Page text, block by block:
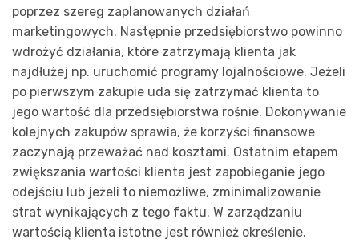
poprzez szereg zaplanowanych działań
marketingowych. Następnie przedsiębiorstwo powinno
wdrożyć działania, które zatrzymają klienta jak
najdłużej np. uruchomić programy lojalnościowe. Jeżeli
po pierwszym zakupie uda się zatrzymać klienta to
jego wartość dla przedsiębiorstwa rośnie. Dokonywanie
kolejnych zakupów sprawia, że korzyści finansowe
zaczynają przeważać nad kosztami. Ostatnim etapem
zwiększania wartości klienta jest zapobieganie jego
odejściu lub jeżeli to niemożliwe, zminimalizowanie
strat wynikających z tego faktu. W zarządzaniu
wartością klienta istotne jest również określenie,